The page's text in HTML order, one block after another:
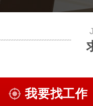
我要找工作